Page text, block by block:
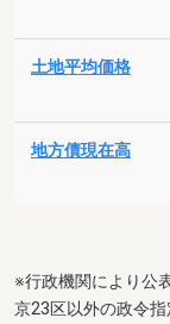
土地平均価格
地方債現在高
※行政機関により公
京23区以外の政令